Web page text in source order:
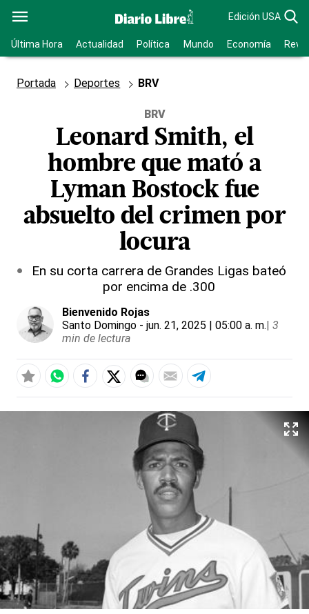
Edición USA
Última Hora Actualidad Política Mundo Economía
Portada Deportes BRV
BRV
Leonard Smith, el
hombre que mató a
Lyman Bostock fue
absuelto del crimen por
locura
En su corta carrera de Grandes Ligas bateó
por encima de .300
Bienvenido Rojas
Santo Domingo - jun. 21, 2025 | 05:00 a. m.| 3
min de lectura